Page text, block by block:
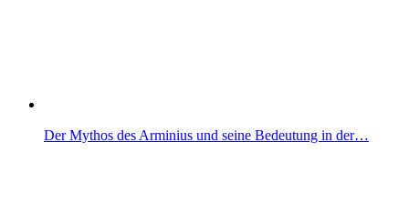
Der Mythos des Arminius und seine Bedeutung in der…